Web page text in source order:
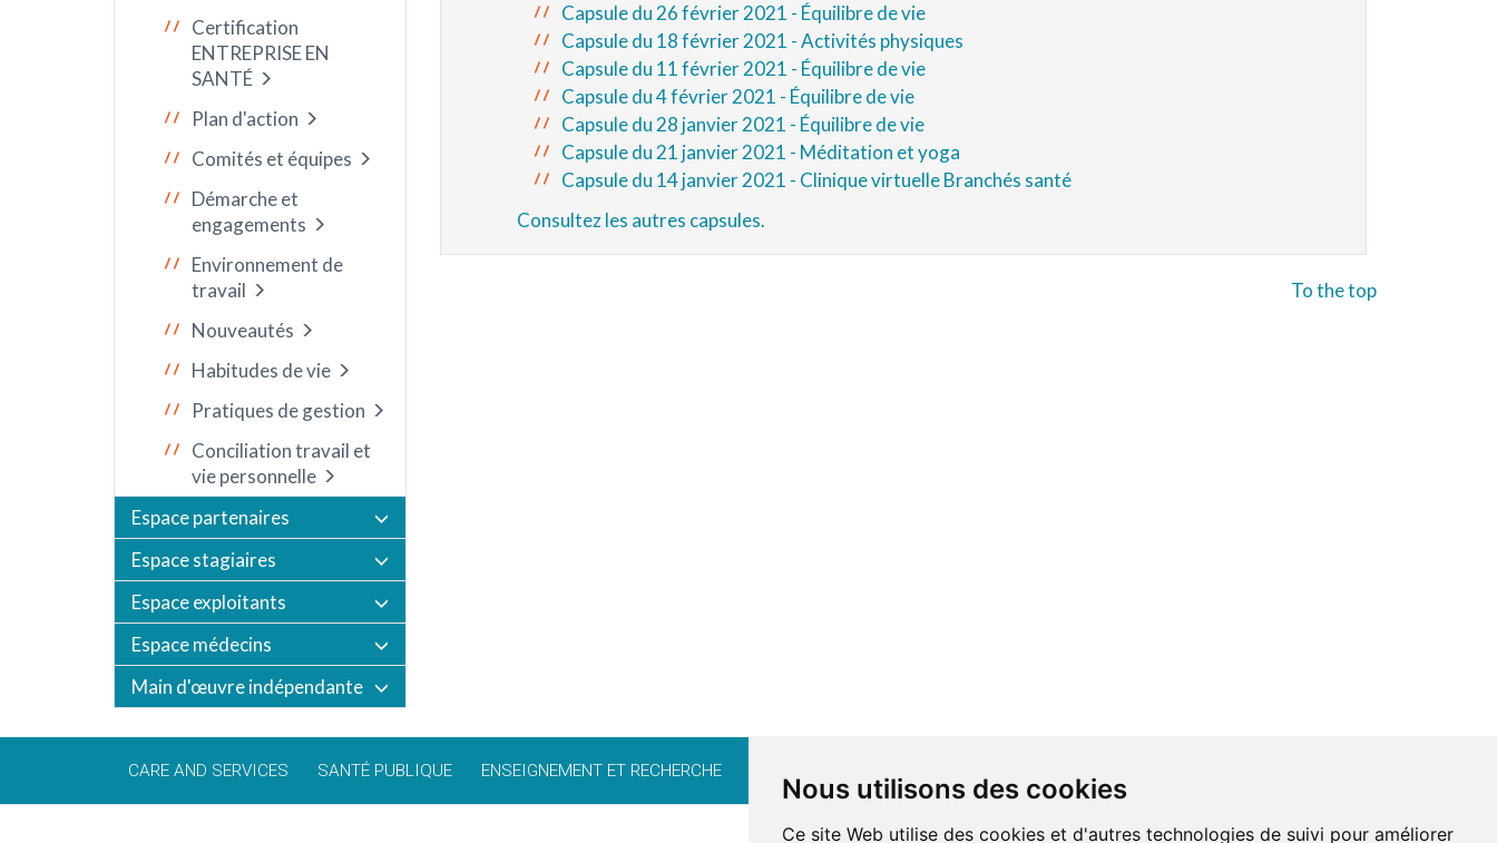
Nous utilisons des cookies
Ce site Web utilise des cookies et d'autres technologies de suivi pour améliorer
Certification
ENTREPRISE EN
SANTÉ
Plan d'action
Comités et équipes
Démarche et
engagements
Environnement de
travail
Nouveautés
Habitudes de vie
Pratiques de gestion
Conciliation travail et
vie personnelle
Espace partenaires
Espace stagiaires
Espace exploitants
Espace médecins
Main d'œuvre indépendante
Capsule du 26 février 2021 - Équilibre de vie
Capsule du 18 février 2021 - Activités physiques
Capsule du 11 février 2021 - Équilibre de vie
Capsule du 4 février 2021 - Équilibre de vie
Capsule du 28 janvier 2021 - Équilibre de vie
Capsule du 21 janvier 2021 - Méditation et yoga
Capsule du 14 janvier 2021 - Clinique virtuelle Branchés santé
Consultez les autres capsules.
To the top
CARE AND SERVICES SANTÉ PUBLIQUE ENSEIGNEMENT ET RECHERCHE